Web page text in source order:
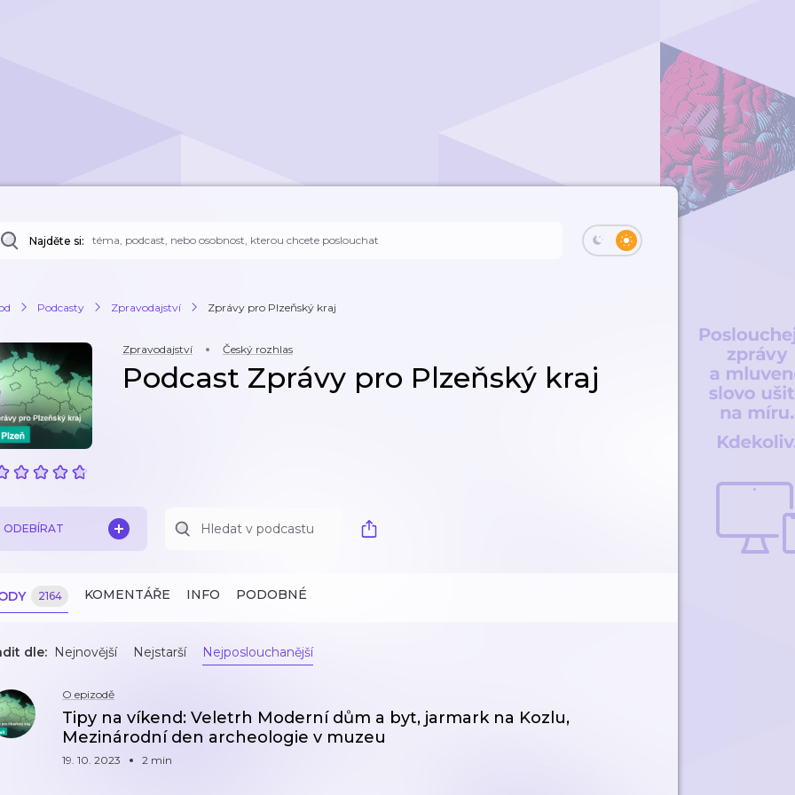
Najděte si:
Podcasty Zpravodajství Zprávy pro Plzeňský kraj
Zpravodajství Český rozhlas
Podcast Zprávy pro Plzeňský kraj
ODEBÍRAT
2164 KOMENTÁŘE INFO PODOBNÉ
dle: Nejnovější Nejstarší Nejposlouchanější
O epizodě
Tipy na víkend: Veletrh Moderní dům a byt, jarmark na Kozlu,
Mezinárodní den archeologie v muzeu
19. 10. 2023 2 min